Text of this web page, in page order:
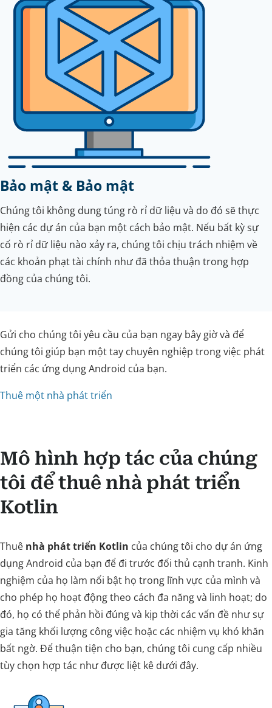
Bảo mật & Bảo mật
Chúng tôi không dung túng rò rỉ dữ liệu và do đó sẽ thực
hiện các dự án của bạn một cách bảo mật. Nếu bất kỳ sự
cố rò rỉ dữ liệu nào xảy ra, chúng tôi chịu trách nhiệm về
các khoản phạt tài chính như đã thỏa thuận trong hợp
đồng của chúng tôi.
Gửi cho chúng tôi yêu cầu của bạn ngay bây giờ và để
chúng tôi giúp bạn một tay chuyên nghiệp trong việc phát
triển các ứng dụng Android của bạn.
Thuê một nhà phát triển
Mô hình hợp tác của chúng
tôi để thuê nhà phát triển
Kotlin
Thuê nhà phát triển Kotlin của chúng tôi cho dự án ứng
dụng Android của bạn để đi trước đối thủ cạnh tranh. Kinh
nghiệm của họ làm nổi bật họ trong lĩnh vực của mình và
cho phép họ hoạt động theo cách đa năng và linh hoạt; do
đó, họ có thể phản hồi đúng và kịp thời các vấn đề như sự
gia tăng khối lượng công việc hoặc các nhiệm vụ khó khăn
bất ngờ. Để thuận tiện cho bạn, chúng tôi cung cấp nhiều
tùy chọn hợp tác như được liệt kê dưới đây.